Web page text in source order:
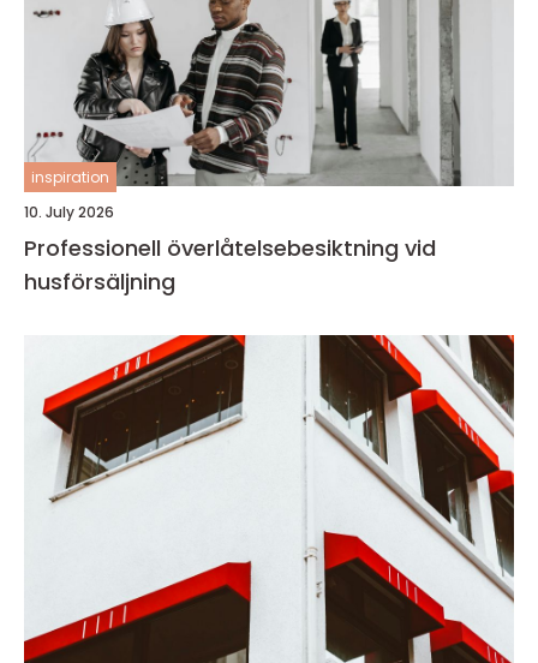
inspiration
10. July 2026
Professionell överlåtelsebesiktning vid
husförsäljning